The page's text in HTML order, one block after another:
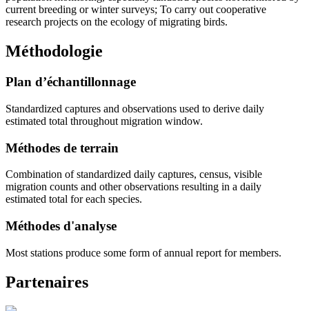
current breeding or winter surveys; To carry out cooperative
research projects on the ecology of migrating birds.
Méthodologie
Plan d’échantillonnage
Standardized captures and observations used to derive daily
estimated total throughout migration window.
Méthodes de terrain
Combination of standardized daily captures, census, visible
migration counts and other observations resulting in a daily
estimated total for each species.
Méthodes d'analyse
Most stations produce some form of annual report for members.
Partenaires